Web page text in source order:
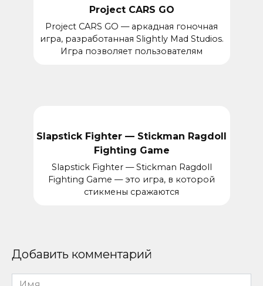
Project CARS GO
Project CARS GO — аркадная гоночная
игра, разработанная Slightly Mad Studios.
Игра позволяет пользователям
Slapstick Fighter — Stickman Ragdoll
Fighting Game
Slapstick Fighter — Stickman Ragdoll
Fighting Game — это игра, в которой
стикмены сражаются
Добавить комментарий
Имя